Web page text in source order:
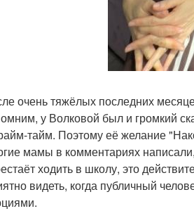
очень тяжёлых последних
у Волковой был и громкий
тайм. Поэтому её желание
мамы в комментариях
ходить в школу, это
видеть, когда публичный